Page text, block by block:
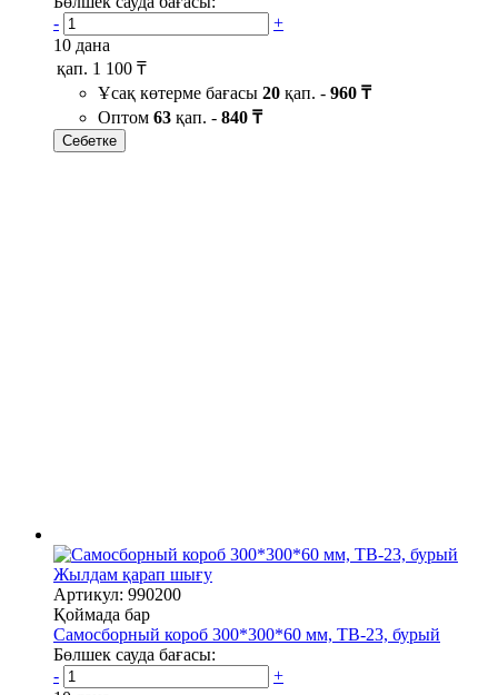
-
+
10 дана
қап. 1 100 ₸
Ұсақ көтерме бағасы 20 қап. - 960 ₸
Оптом 63 қап. - 840 ₸
Себетке
Жылдам қарап шығу
Артикул: 990200
Қоймада бар
Самосборный короб 300*300*60 мм, TB-23, бурый
Бөлшек сауда бағасы:
-
+